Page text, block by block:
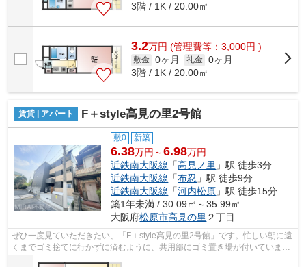
3階 / 1K / 20.00㎡
3.2万円 (管理費等：3,000円 )
敷金 0ヶ月 礼金 0ヶ月
3階 / 1K / 20.00㎡
賃貸 | アパート F＋style高見の里2号館
敷0 新築
6.38万円～6.98万円
近鉄南大阪線 「高見ノ里 」駅 徒歩3分
近鉄南大阪線 「布忍 」駅 徒歩9分
近鉄南大阪線 「河内松原 」駅 徒歩15分
築1年未満 / 30.09㎡～35.99㎡
大阪府松原市高見の里 ２丁目
ぜひ一度見ていただきたい、「F＋style高見の里2号館」です。忙しい朝に遠
くまでゴミ捨てに行かずに済むように、共用部にゴミ置き場が付いていま